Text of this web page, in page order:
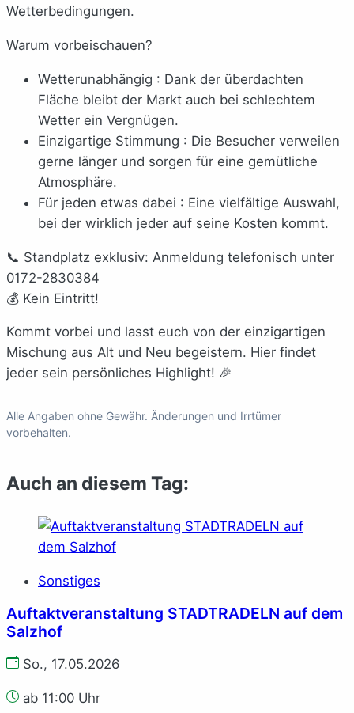
Wetterbedingungen.
Warum vorbeischauen?
Wetterunabhängig : Dank der überdachten
Fläche bleibt der Markt auch bei schlechtem
Wetter ein Vergnügen.
Einzigartige Stimmung : Die Besucher verweilen
gerne länger und sorgen für eine gemütliche
Atmosphäre.
Für jeden etwas dabei : Eine vielfältige Auswahl,
bei der wirklich jeder auf seine Kosten kommt.
📞 Standplatz exklusiv: Anmeldung telefonisch unter
0172-2830384
💰 Kein Eintritt!
Kommt vorbei und lasst euch von der einzigartigen
Mischung aus Alt und Neu begeistern. Hier findet
jeder sein persönliches Highlight! 🎉
Alle Angaben ohne Gewähr. Änderungen und Irrtümer
vorbehalten.
Auch an diesem Tag:
Sonstiges
Auftaktveranstaltung STADTRADELN auf dem
Salzhof
So., 17.05.2026
ab 11:00 Uhr